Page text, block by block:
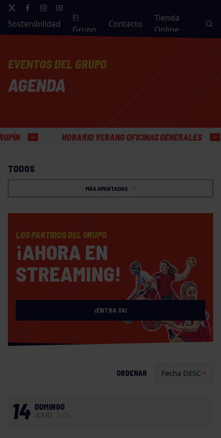
Sostenibilidad
El
Grupo
Contacto
Tienda
Online
EVENTOS DEL GRUPO
AGENDA
HORARIO VERANO OFICINAS GENERALES
TODOS
MÁS APARTADOS
LOS PARTIDOS DEL GRUPO
¡AHORA EN
STREAMING!
¡ENTRA YA!
ORDENAR
14 DOMINGO
JULIO